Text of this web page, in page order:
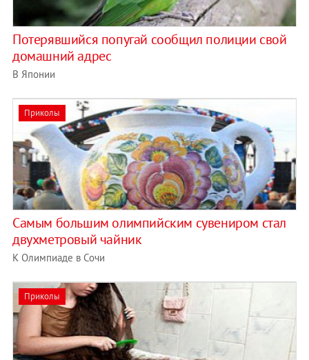
Потерявшийся попугай сообщил полиции свой
домашний адрес
В Японии
Приколы
Самым большим олимпийским сувениром стал
двухметровый чайник
К Олимпиаде в Сочи
Приколы